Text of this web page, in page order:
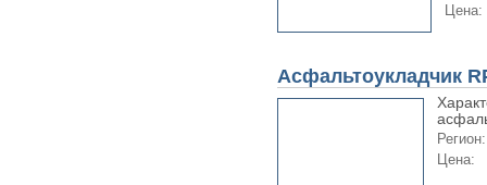
Цена:
Асфальтоукладчик
Регион:
Цена: